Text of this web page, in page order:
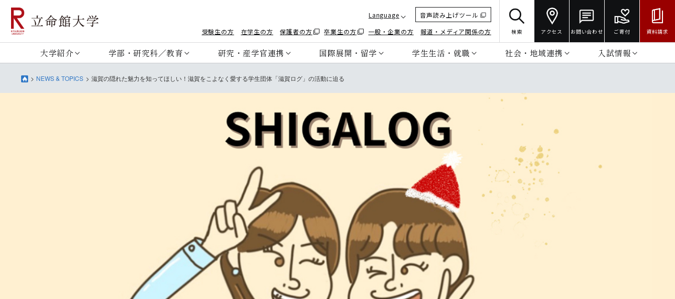
Language
音声読み上げツール
受験生の方
在学生の方 保護者の方 卒業生の方 一般・企業の方 報道・メディア関係の方 検索 アクセス お問い合わせ ご寄付 資料請求
大学紹介 学部・研究科／教育 研究・産学官連携 国際展開・留学 学生生活・就職 社会・地域連携 入試情報
NEWS & TOPICS 滋賀の隠れた魅力を知ってほしい！滋賀をこよなく愛する学生団体「滋賀ログ」の活動に迫る